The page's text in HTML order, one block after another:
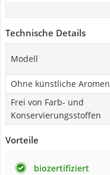
Technische Details
Modell
Ohne künstliche Aromen
Frei von Farb- und
Konservierungsstoffen
Vorteile
biozertifiziert